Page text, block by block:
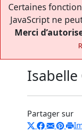
Certaines
JavaScript ne
Merci
Isabelle
Partager sur